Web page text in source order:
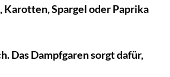
Spargel oder Paprika
Das Dampfgaren sorgt dafür,